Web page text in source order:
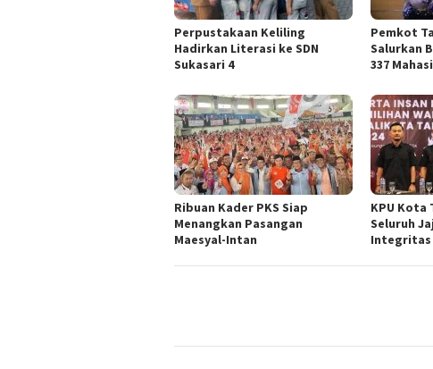
Perpustakaan Keliling
Hadirkan Literasi ke SDN
Sukasari 4
Pemkot
Salurkan
337
Ribuan Kader PKS Siap
Menangkan Pasangan
Maesyal-Intan
KPU Kota
Seluruh
Integritas